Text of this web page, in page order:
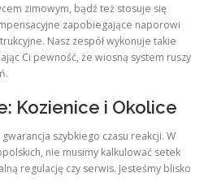
zimowym, bądź też stosuje się
zapobiegające naporowi
Nasz zespół wykonuje takie
Ci pewność, że wiosną system ruszy
Kozienice i Okolice
szybkiego czasu reakcji. W
nie musimy kalkulować setek
regulację czy serwis. Jesteśmy blisko